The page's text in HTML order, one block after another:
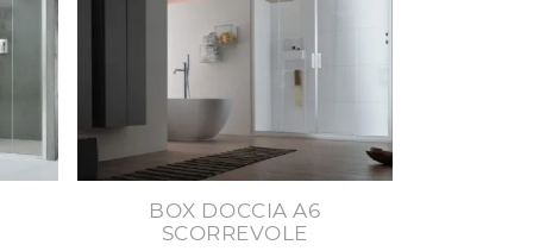
BOX DOCCIA A6
SCORREVOLE